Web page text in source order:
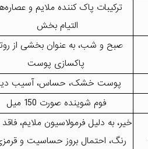
ترکیبات پاک کننده ملایم و
التیام بخش
صبح و شب، به عنوان بخشی از
پاکسازی پوست
پوست خشک، حساس، آسیب
فوم شوینده صورت 150 میل
خیر، به دلیل فرمولاسیون ملایم،
رنگ، احتمال بروز حساسیت و